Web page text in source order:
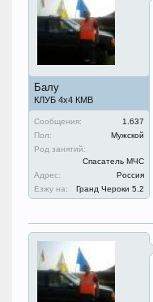
Балу
КЛУБ 4х4 КМВ
Сообщения:
1.637
Пол:
Мужской
Род занятий:
Спасатель МЧС
Адрес:
Россия
Езжу на:
Гранд Чероки 5.2